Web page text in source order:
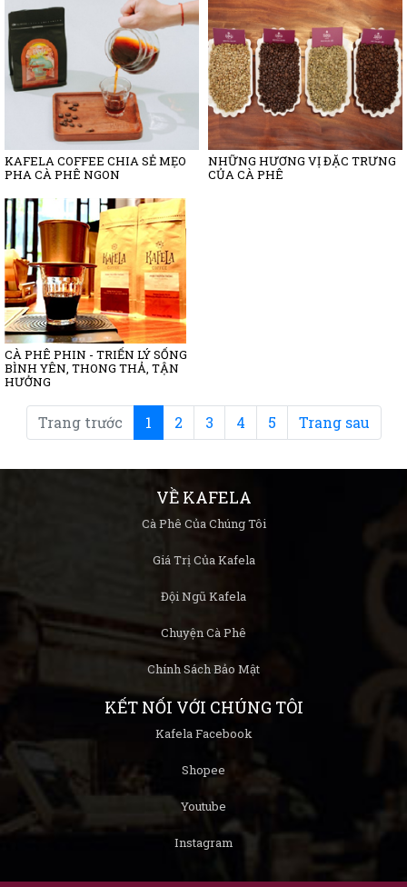
KAFELA COFFEE CHIA SẺ MẸO
PHA CÀ PHÊ NGON
NHỮNG HƯƠNG VỊ ĐẶC TRƯNG
CỦA CÀ PHÊ
CÀ PHÊ PHIN - TRIẾN LÝ SỐNG
BÌNH YÊN, THONG THẢ, TẬN
HƯỞNG
Trang trước 1 (current)
2 3 4 5 Trang sau
VỀ KAFELA
Cà Phê Của Chúng Tôi
Giá Trị Của Kafela
Đội Ngũ Kafela
Chuyện Cà Phê
Chính Sách Bảo Mật
KẾT NỐI VỚI CHÚNG TÔI
Kafela Facebook
Shopee
Youtube
Instagram